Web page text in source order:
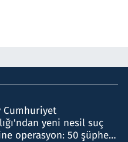
Cumhuriyet
yeni nesil suç
operasyon: 50 şüpheli